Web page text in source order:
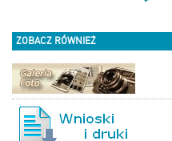
ZOBACZ RÓWNIEŻ